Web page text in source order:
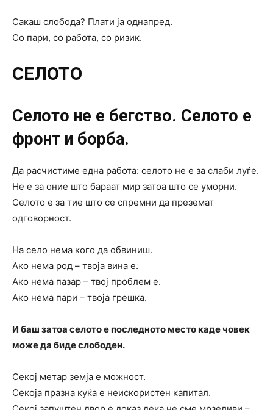
Сакаш слобода? Плати ја однапред.
Со пари, со работа, со ризик.
СЕЛОТО
Селото не е бегство. Селото е
фронт и борба.
Да расчистиме една работа: селото не е за слаби луѓе.
Не е за оние што бараат мир затоа што се уморни.
Селото е за тие што се спремни да преземат
одговорност.
На село нема кого да обвиниш.
Ако нема род – твоја вина е.
Ако нема пазар – твој проблем е.
Ако нема пари – твоја грешка.
И баш затоа селото е последното место каде човек
може да биде слободен.
Секој метар земја е можност.
Секоја празна куќа е неискористен капитал.